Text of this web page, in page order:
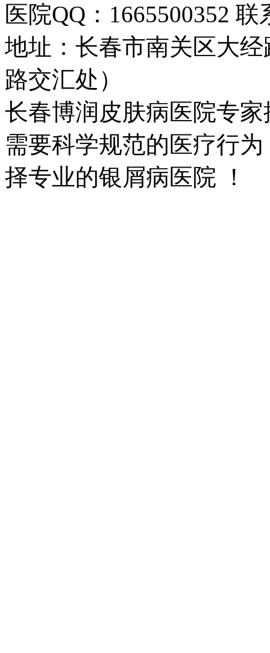
医院QQ：1665500352
地址：长春市南关区大
路交汇处）
长春博润皮肤病医院专
需要科学规范的医疗行
择专业的银屑病医院 ！